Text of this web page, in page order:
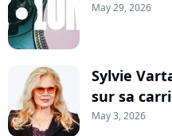
May 29, 2026
Sylvie
sur sa
May 3, 2026